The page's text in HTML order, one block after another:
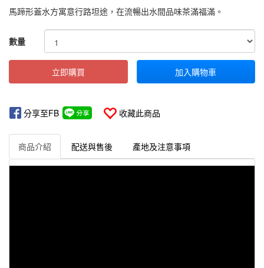
馬蹄形蓋水方寓意行路坦途，在流暢出水間品味茶滿福滿。
GOODS000000000000000335719
數量
立即購買 加入購物車
分享至FB 收藏此商品
商品介紹 配送與售後 產地及注意事項